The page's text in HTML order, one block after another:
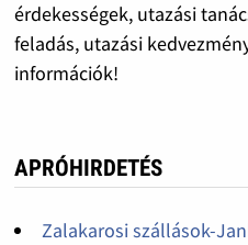
érdekességek, utazási
feladás, utazási
információk!
APRÓHIRDETÉS
Zalakarosi szállások-